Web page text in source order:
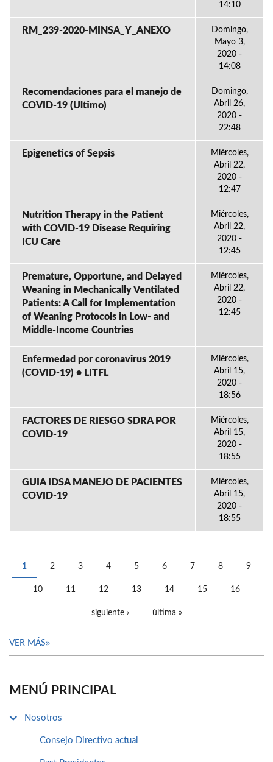
14:10
RM_239-2020-MINSA_Y_ANEXO
Domingo,
Mayo 3,
2020 -
14:08
Recomendaciones para el manejo de
COVID-19 (Ultimo)
Domingo,
Abril 26,
2020 -
22:48
Epigenetics of Sepsis
Miércoles,
Abril 22,
2020 -
12:47
Nutrition Therapy in the Patient
with COVID-19 Disease Requiring
ICU Care
Miércoles,
Abril 22,
2020 -
12:45
Premature, Opportune, and Delayed
Weaning in Mechanically Ventilated
Patients: A Call for Implementation
of Weaning Protocols in Low- and
Middle-Income Countries
Miércoles,
Abril 22,
2020 -
12:45
Enfermedad por coronavirus 2019
(COVID-19) • LITFL
Miércoles,
Abril 15,
2020 -
18:56
FACTORES DE RIESGO SDRA POR
COVID-19
Miércoles,
Abril 15,
2020 -
18:55
GUIA IDSA MANEJO DE PACIENTES
COVID-19
Miércoles,
Abril 15,
2020 -
18:55
PÁGINAS
1 2 3 4 5 6 7 8 9
10 11 12 13 14 15 16
siguiente › última »
VER MÁS
MENÚ PRINCIPAL
Nosotros
Consejo Directivo actual